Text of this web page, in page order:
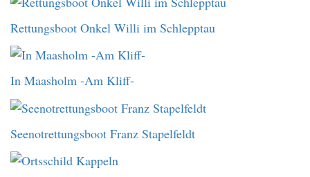
Rettungsboot Onkel Willi im Schlepptau
In Maasholm -Am Kliff-
Seenotrettungsboot Franz Stapelfeldt